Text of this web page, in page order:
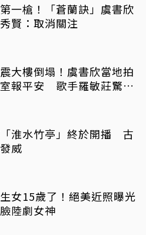
一槍！「蒼蘭訣」虞書欣
賢：取消關注
大樓倒塌！虞書欣當地拍
報平安 歌手羅敏莊驚
淮水竹亭」終於開播 古
威
女15歲了！絕美近照曝光
陸劇女神